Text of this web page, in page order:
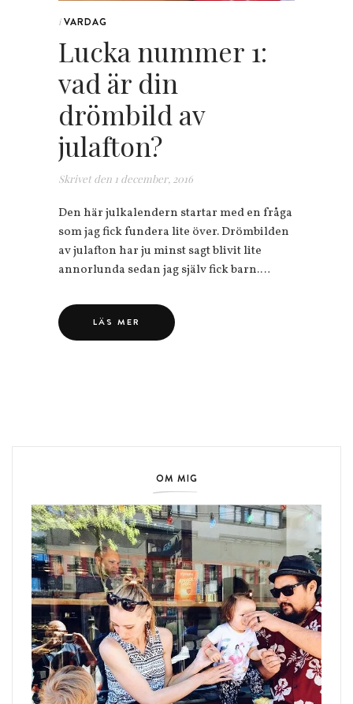
i VARDAG
Lucka nummer 1:
vad är din
drömbild av
julafton?
Skrivet den 1 december, 2016
Den här julkalendern startar med en fråga
som jag fick fundera lite över. Drömbilden
av julafton har ju minst sagt blivit lite
annorlunda sedan jag själv fick barn.…
LÄS MER
OM MIG